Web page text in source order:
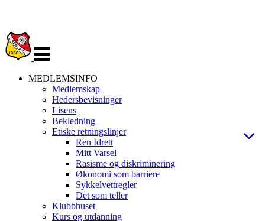
navigasjon
MEDLEMSINFO
Medlemskap
Hedersbevisninger
Lisens
Bekledning
Etiske retningslinjer
Ren Idrett
Mitt Varsel
Rasisme og diskriminering
Økonomi som barriere
Sykkelvettregler
Det som teller
Klubbhuset
Kurs og utdanning